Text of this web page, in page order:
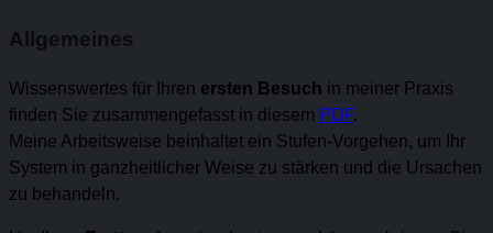
Allgemeines
Wissenswertes für Ihren ersten Besuch in meiner Praxis
finden Sie zusammengefasst in diesem PDF.
Meine Arbeitsweise beinhaltet ein Stufen-Vorgehen, um Ihr
System in ganzheitlicher Weise zu stärken und die Ursachen
zu behandeln.